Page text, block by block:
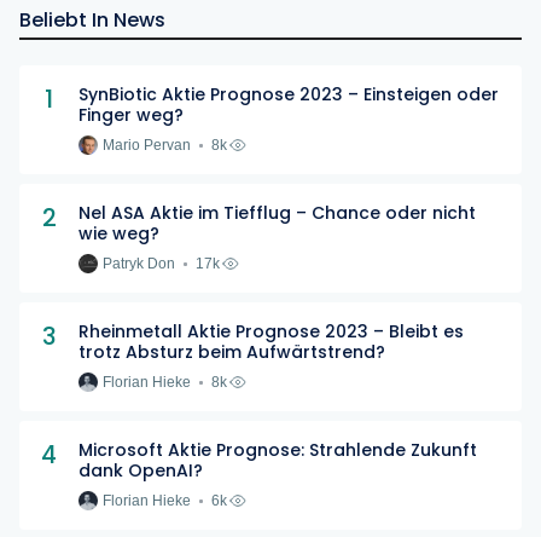
Beliebt In News
1
SynBiotic Aktie Prognose 2023 – Einsteigen oder
Finger weg?
Mario Pervan 8k
2
Nel ASA Aktie im Tiefflug – Chance oder nicht
wie weg?
Patryk Don 17k
3
Rheinmetall Aktie Prognose 2023 – Bleibt es
trotz Absturz beim Aufwärtstrend?
Florian Hieke 8k
4
Microsoft Aktie Prognose: Strahlende Zukunft
dank OpenAI?
Florian Hieke 6k